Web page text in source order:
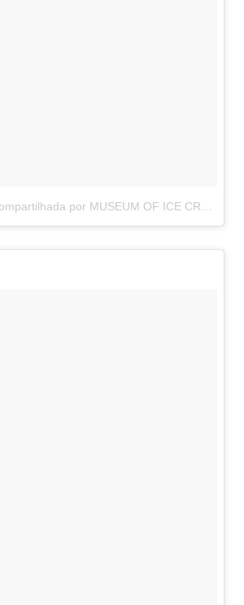
Uma publicação compartilhada por MUSEUM OF ICE CREAM (@museumoficecream)